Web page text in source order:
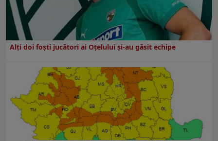
Alți doi foști jucători ai Oțelului și-au găsit echipe